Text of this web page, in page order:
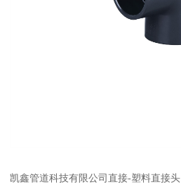
凯鑫管道科技有限公司直接-塑料直接头